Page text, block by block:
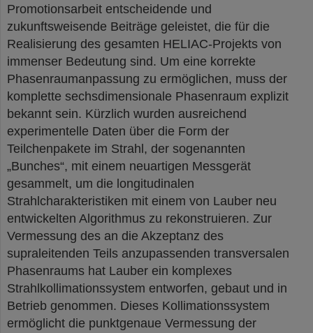
Promotionsarbeit entscheidende und
zukunftsweisende Beiträge geleistet, die für die
Realisierung des gesamten HELIAC-Projekts von
immenser Bedeutung sind. Um eine korrekte
Phasenraumanpassung zu ermöglichen, muss der
komplette sechsdimensionale Phasenraum explizit
bekannt sein. Kürzlich wurden ausreichend
experimentelle Daten über die Form der
Teilchenpakete im Strahl, der sogenannten
„Bunches“, mit einem neuartigen Messgerät
gesammelt, um die longitudinalen
Strahlcharakteristiken mit einem von Lauber neu
entwickelten Algorithmus zu rekonstruieren. Zur
Vermessung des an die Akzeptanz des
supraleitenden Teils anzupassenden transversalen
Phasenraums hat Lauber ein komplexes
Strahlkollimationssystem entworfen, gebaut und in
Betrieb genommen. Dieses Kollimationssystem
ermöglicht die punktgenaue Vermessung der